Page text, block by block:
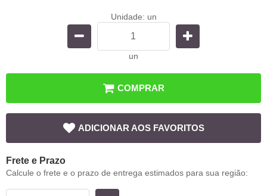
Unidade: un
un
COMPRAR
ADICIONAR AOS FAVORITOS
Frete e Prazo
Calcule o frete e o prazo de entrega estimados para sua região: